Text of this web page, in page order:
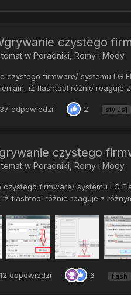
czystego
w Poradniki, Romy i Mody
czystego firmware/ systemu
iż flashtool różnie reaguje
37 odpowiedzi 2 stylus]
czystego
w Poradniki, Romy i Mody
czystego firmware/ systemu LG
flashtool różnie reaguje z
12 odpowiedzi 6 flash